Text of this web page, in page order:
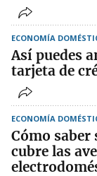
ECONOMÍA
Así puedes
tarjeta de
ECONOMÍA
Cómo saber
cubre las